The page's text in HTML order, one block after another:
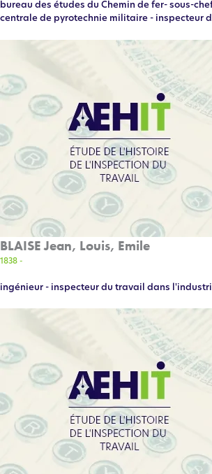
bureau des études du Chemin de fer- sous-
centrale de pyrotechnie militaire - inspecteur
BLAISE Jean, Louis, Emile
1838 -
ingénieur - inspecteur du travail dans